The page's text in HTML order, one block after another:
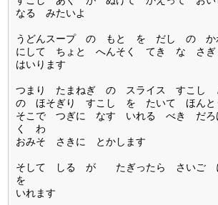
なる みたいよ
うどんスープ の もと を だし の か
にして ちょと へんそく てき な さぎ
はいります
つまり たまねぎ の スライス すこし
の ほそぎり すこし を たいて ほん
そこで つぎに なす いれる べき だ
く わ
おみそ さきに とかします
そして しる が たぎったら さいご
を
いれます